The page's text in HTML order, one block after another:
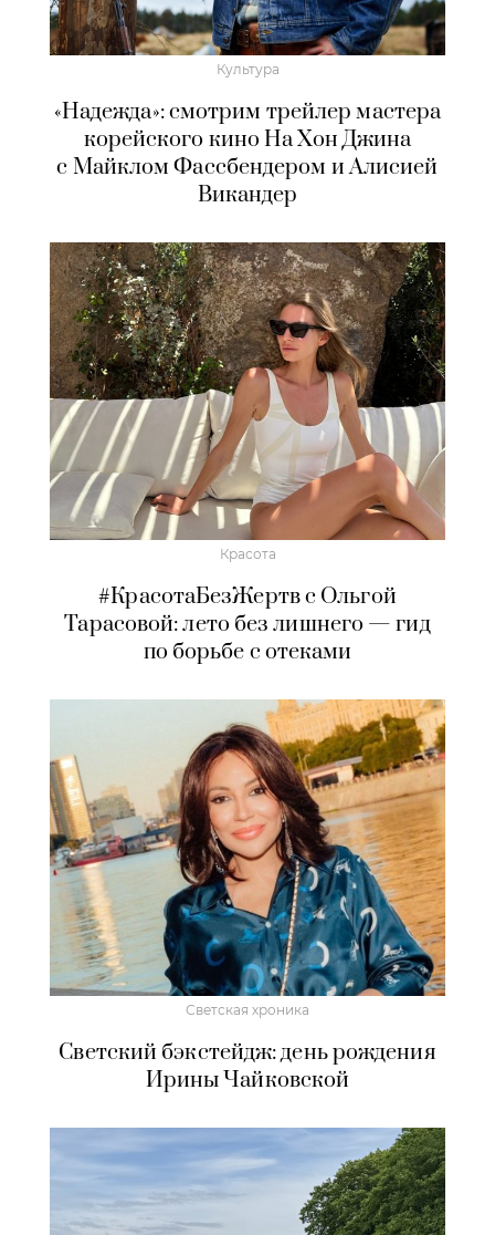
Культура
«Надежда»: смотрим трейлер мастера
корейского кино На Хон Джина
с Майклом Фассбендером и Алисией
Викандер
Красота
#КрасотаБезЖертв с Ольгой
Тарасовой: лето без лишнего — гид
по борьбе с отеками
Светская хроника
Светский бэкстейдж: день рождения
Ирины Чайковской